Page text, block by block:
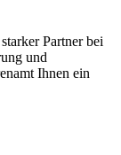
Partner bei
und
Ihnen ein